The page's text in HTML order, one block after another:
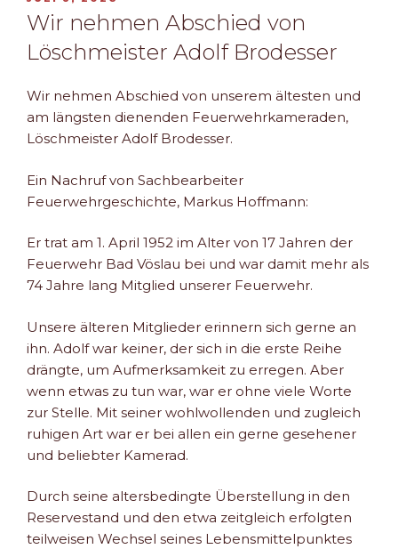
AM
Wir nehmen Abschied von
Löschmeister Adolf Brodesser
Wir nehmen Abschied von unserem ältesten und
am längsten dienenden Feuerwehrkameraden,
Löschmeister Adolf Brodesser.
Ein Nachruf von Sachbearbeiter
Feuerwehrgeschichte, Markus Hoffmann:
Er trat am 1. April 1952 im Alter von 17 Jahren der
Feuerwehr Bad Vöslau bei und war damit mehr als
74 Jahre lang Mitglied unserer Feuerwehr.
Unsere älteren Mitglieder erinnern sich gerne an
ihn. Adolf war keiner, der sich in die erste Reihe
drängte, um Aufmerksamkeit zu erregen. Aber
wenn etwas zu tun war, war er ohne viele Worte
zur Stelle. Mit seiner wohlwollenden und zugleich
ruhigen Art war er bei allen ein gerne gesehener
und beliebter Kamerad.
Durch seine altersbedingte Überstellung in den
Reservestand und den etwa zeitgleich erfolgten
teilweisen Wechsel seines Lebensmittelpunktes